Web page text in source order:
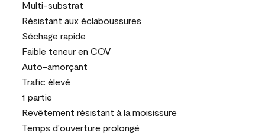
Multi-substrat
Résistant aux éclaboussures
Séchage rapide
Faible teneur en COV
Auto-amorçant
Trafic élevé
1 partie
Revêtement résistant à la moisissure
Temps d'ouverture prolongé